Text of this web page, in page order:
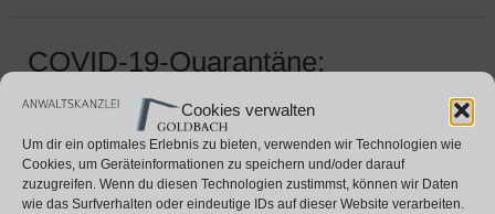
Cookies verwalten
Um dir ein optimales Erlebnis zu bieten, verwenden wir Technologien wie
Cookies, um Geräteinformationen zu speichern und/oder darauf
zuzugreifen. Wenn du diesen Technologien zustimmst, können wir Daten
wie das Surfverhalten oder eindeutige IDs auf dieser Website verarbeiten.
COVID-19-Quarantäne:
Nichtanrechnung auf Urlaub nur
mit ärztlicher
Arbeitsunfähigkeitsbescheinigung
Arbeitsrecht/Lina Goldbach
COVID-
Nichtanrechnung
auf
Urlaub